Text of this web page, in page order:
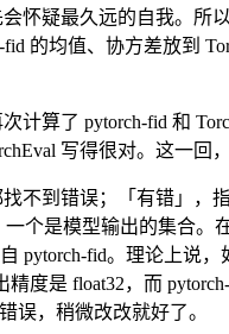
疑最久远的自我。所
的均值、协方差放到
算了 pytorch-fid 和
写得很对。这一回
不到错误；「有错」
个是模型输出的集合
pytorch-fid。理论上说
度是 float32，而
误，稍微改改就好了。